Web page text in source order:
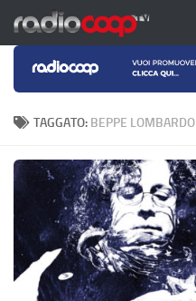
Salta al contenuto
TAGGATO: BEPPE LOMBARDO